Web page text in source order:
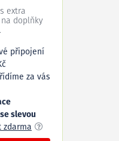
extra
doplňky
připojení
za vás
slevou
zdarma